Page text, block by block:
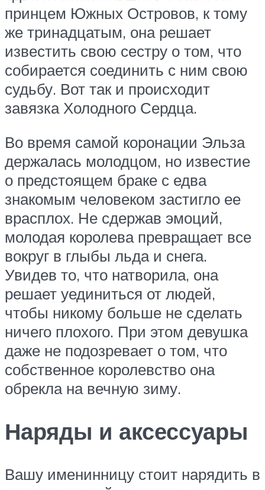
принцем Южных Островов, к тому
же тринадцатым, она решает
известить свою сестру о том, что
собирается соединить с ним свою
судьбу. Вот так и происходит
завязка Холодного Сердца.
Во время самой коронации Эльза
держалась молодцом, но известие
о предстоящем браке с едва
знакомым человеком застигло ее
врасплох. Не сдержав эмоций,
молодая королева превращает все
вокруг в глыбы льда и снега.
Увидев то, что натворила, она
решает уединиться от людей,
чтобы никому больше не сделать
ничего плохого. При этом девушка
даже не подозревает о том, что
собственное королевство она
обрекла на вечную зиму.
Наряды и аксессуары
Вашу именинницу стоит нарядить в